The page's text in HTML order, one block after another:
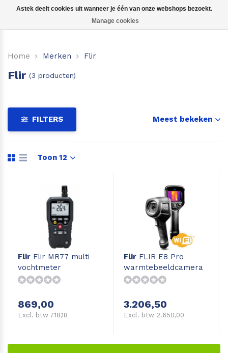
Voor hooi en stro
Home Merken Flir
Flir (3 producten)
FILTERS Meest bekeken
Toon 12
Flir Flir MR77 multi
vochtmeter
869,00
Excl. btw 718,18
Flir FLIR E8 Pro
warmtebeeldcamera
3.206,50
Excl. btw 2.650,00
Astek deelt cookies uit wanneer je één van onze webshops bezoekt.
Manage cookies